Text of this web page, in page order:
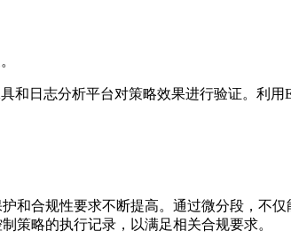
和日志分析平台对策略效果进行验证。利用
和合规性要求不断提高。通过微分段，不
策略的执行记录，以满足相关合规要求。